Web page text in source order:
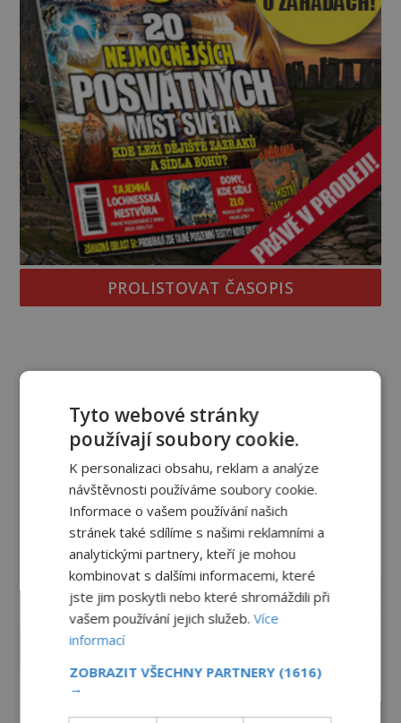
PROLISTOVAT ČASOPIS
reklama
Tyto webové stránky
používají soubory cookie.
K personalizaci obsahu, reklam a analýze
návštěvnosti používáme soubory cookie.
Informace o vašem používání našich
stránek také sdílíme s našimi reklamními a
analytickými partnery, kteří je mohou
kombinovat s dalšími informacemi, které
jste jim poskytli nebo které shromáždili při
vašem používání jejich služeb.Více
informací
ZOBRAZIT VŠECHNY PARTNERY (1616)
→